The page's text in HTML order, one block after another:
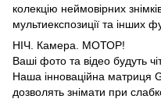
колекцію неймовірних
мультиекспозиції та інших
НІЧ. Камера. МОТОР!
Ваші фото та відео будуть
Наша інноваційна матриця
дозволять знімати при